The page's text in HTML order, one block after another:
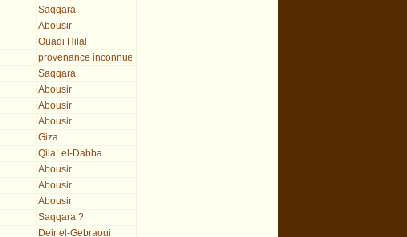
Saqqara
Abousir
Ouadi Hilal
provenance inconnue
Saqqara
Abousir
Abousir
Abousir
Giza
Qilaʿ el-Dabba
Abousir
Abousir
Abousir
Saqqara ?
Deir el-Gebraoui